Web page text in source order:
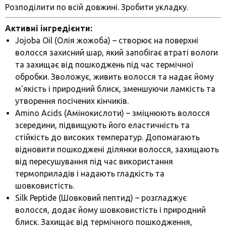
Розподілити по всій довжині. Зробити укладку.
Активні інгредієнти:
Jojoba Oil (Олія жожоба) – створює на поверхні
волосся захисний шар, який запобігає втраті вологи
та захищає від пошкоджень під час термічної
обробки. Зволожує, живить волосся та надає йому
м'якість і природний блиск, зменшуючи ламкість та
утворення посічених кінчиків.
Amino Acids (Амінокислоти) – зміцнюють волосся
зсередини, підвищують його еластичність та
стійкість до високих температур. Допомагають
відновити пошкоджені ділянки волосся, захищають
від пересушування під час використання
термоприладів і надають гладкість та
шовковистість.
Silk Peptide (Шовковий пептид) – розгладжує
волосся, додає йому шовковистість і природний
блиск. Захищає від термічного пошкодження,